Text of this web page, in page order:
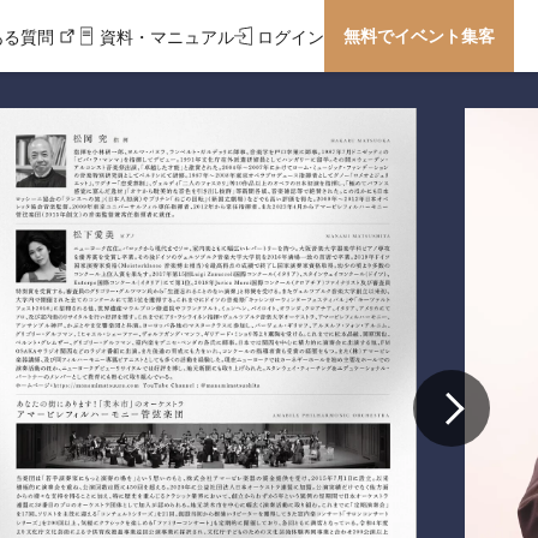
質問 資料・マニュアル ログイン 無料でイベント集客